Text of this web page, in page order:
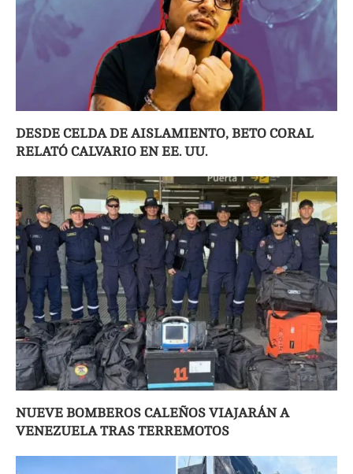
DESDE CELDA DE AISLAMIENTO, BETO CORAL
RELATÓ CALVARIO EN EE. UU.
NUEVE BOMBEROS CALEÑOS VIAJARÁN A
VENEZUELA TRAS TERREMOTOS